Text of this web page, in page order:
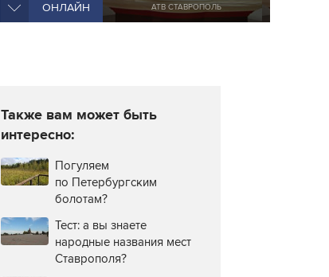
ОНЛАЙН АТВ СТАВРОПОЛЬ
Также вам может быть
интересно:
Погуляем
по Петербургским
болотам?
Тест: а вы знаете
народные названия мест
Ставрополя?